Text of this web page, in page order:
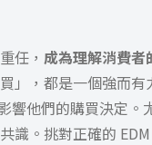
任， 成為理解消費者
」，都是一個強而
他們的購買決定。
識。挑對正確的